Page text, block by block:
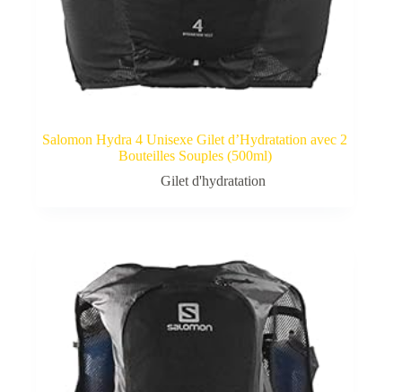
Salomon Hydra 4 Unisexe Gilet d’Hydratation avec 2
Bouteilles Souples (500ml)
Gilet d'hydratation